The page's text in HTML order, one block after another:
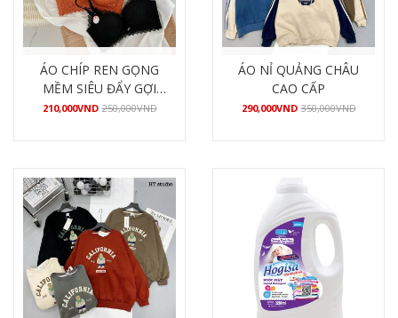
ÁO CHÍP REN GỌNG
MỀM SIÊU ĐẨY GỢI
CẢM
210,000VND 250,000VND
ÁO NỈ QUẢNG CHÂU
CAO CẤP
290,000VND 350,000VND